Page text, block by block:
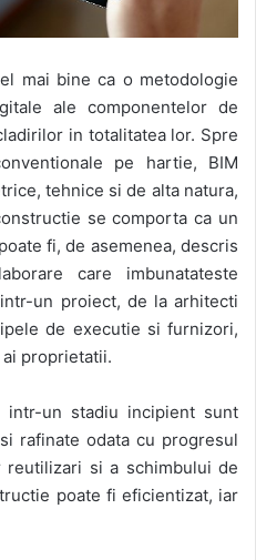
mai bine ca o metodologie
ale componentelor de
in totalitatea lor. Spre
pe hartie, BIM
tehnice si de alta natura,
se comporta ca un
fi, de asemenea, descris
care imbunatateste
un proiect, de la arhitecti
de executie si furnizori,
proprietatii.
intr-un stadiu incipient sunt
rafinate odata cu progresul
reutilizari si a schimbului de
poate fi eficientizat, iar